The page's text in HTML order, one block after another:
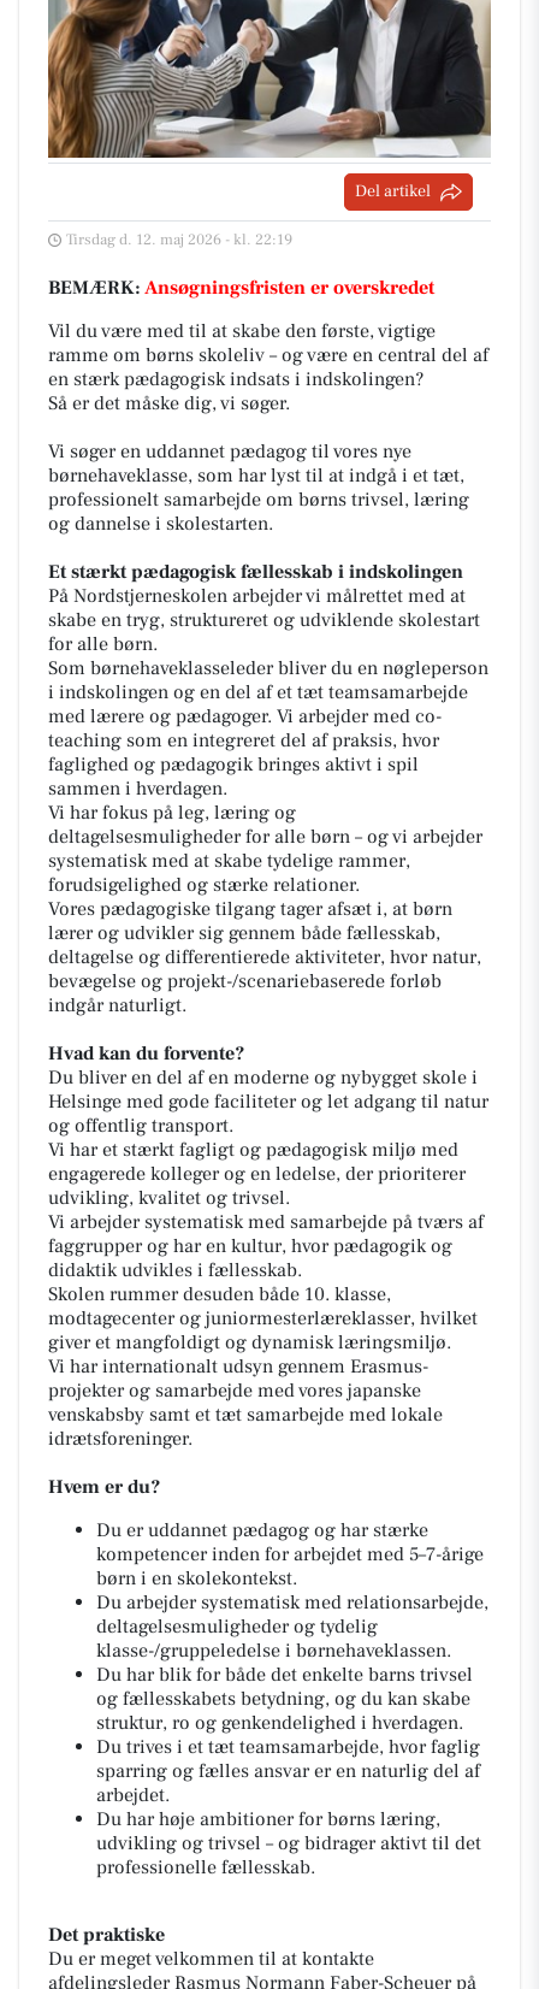
Del artikel
Tirsdag d. 12. maj 2026 - kl. 22:19
BEMÆRK: Ansøgningsfristen er overskredet
Vil du være med til at skabe den første, vigtige
ramme om børns skoleliv – og være en central del af
en stærk pædagogisk indsats i indskolingen?
Så er det måske dig, vi søger.
Vi søger en uddannet pædagog til vores nye
børnehaveklasse, som har lyst til at indgå i et tæt,
professionelt samarbejde om børns trivsel, læring
og dannelse i skolestarten.
Et stærkt pædagogisk fællesskab i indskolingen
På Nordstjerneskolen arbejder vi målrettet med at
skabe en tryg, struktureret og udviklende skolestart
for alle børn.
Som børnehaveklasseleder bliver du en nøgleperson
i indskolingen og en del af et tæt teamsamarbejde
med lærere og pædagoger. Vi arbejder med co-
teaching som en integreret del af praksis, hvor
faglighed og pædagogik bringes aktivt i spil
sammen i hverdagen.
Vi har fokus på leg, læring og
deltagelsesmuligheder for alle børn – og vi arbejder
systematisk med at skabe tydelige rammer,
forudsigelighed og stærke relationer.
Vores pædagogiske tilgang tager afsæt i, at børn
lærer og udvikler sig gennem både fællesskab,
deltagelse og differentierede aktiviteter, hvor natur,
bevægelse og projekt-/scenariebaserede forløb
indgår naturligt.
Hvad kan du forvente?
Du bliver en del af en moderne og nybygget skole i
Helsinge med gode faciliteter og let adgang til natur
og offentlig transport.
Vi har et stærkt fagligt og pædagogisk miljø med
engagerede kolleger og en ledelse, der prioriterer
udvikling, kvalitet og trivsel.
Vi arbejder systematisk med samarbejde på tværs af
faggrupper og har en kultur, hvor pædagogik og
didaktik udvikles i fællesskab.
Skolen rummer desuden både 10. klasse,
modtagecenter og juniormesterlæreklasser, hvilket
giver et mangfoldigt og dynamisk læringsmiljø.
Vi har internationalt udsyn gennem Erasmus-
projekter og samarbejde med vores japanske
venskabsby samt et tæt samarbejde med lokale
idrætsforeninger.
Hvem er du?
Du er uddannet pædagog og har stærke
kompetencer inden for arbejdet med 5–7-årige
børn i en skolekontekst.
Du arbejder systematisk med relationsarbejde,
deltagelsesmuligheder og tydelig
klasse-/gruppeledelse i børnehaveklassen.
Du har blik for både det enkelte barns trivsel
og fællesskabets betydning, og du kan skabe
struktur, ro og genkendelighed i hverdagen.
Du trives i et tæt teamsamarbejde, hvor faglig
sparring og fælles ansvar er en naturlig del af
arbejdet.
Du har høje ambitioner for børns læring,
udvikling og trivsel – og bidrager aktivt til det
professionelle fællesskab.
Det praktiske
Du er meget velkommen til at kontakte
afdelingsleder Rasmus Normann Faber-Scheuer på